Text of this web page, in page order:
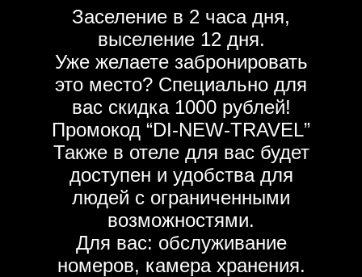
Заселение в 2 часа дня,
выселение 12 дня.
Уже желаете забронировать
это место? Специально для
вас скидка 1000 рублей!
Промокод “DI-NEW-TRAVEL”
Также в отеле для вас будет
доступен и удобства для
людей с ограниченными
возможностями.
Для вас: обслуживание
номеров, камера хранения.